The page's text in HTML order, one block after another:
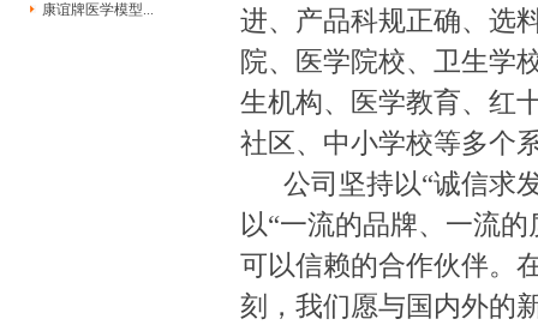
康谊牌医学模型...
进、产品科规正确、选
院、医学院校、卫生学
生机构、医学教育、红
社区、中小学校等多个
公司坚持以“诚信求
以“一流的品牌、一流
可以信赖的合作伙伴。
刻，我们愿与国内外的